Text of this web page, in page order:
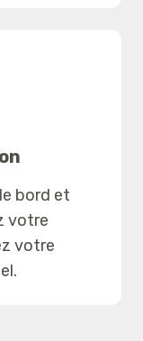
bord et
votre
votre